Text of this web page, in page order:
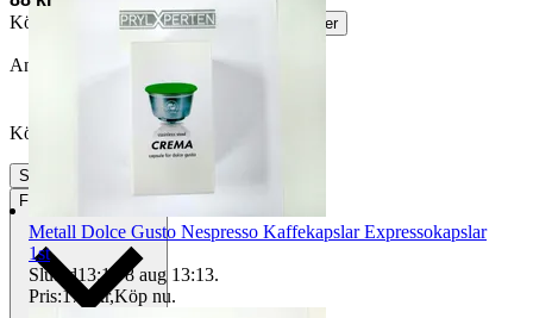
Köparskydd är valfritt hos företag.
Läs mer
Annonsen avslutades utan köp
Köpförfrågan är tyvärr inte tillgänglig.
Slutade
Frakt
33 kr PostNord
Metall Dolce Gusto Nespresso Kaffekapslar Expressokapslar
1st
Sluttid13:13 8 aug 13:13.
Pris:179 kr,Köp nu.